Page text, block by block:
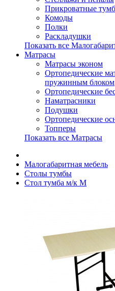
Прикроватные
Комоды
Полки
Раскладушки
Показать все
Матрасы
Матрасы эконом
Ортопедические
пружинным блоком
Ортопедические
Наматрасники
Подушки
Ортопедические
Топперы
Показать все Матрасы
Малогабаритная мебель
Столы тумбы
Стол тумба м/к М